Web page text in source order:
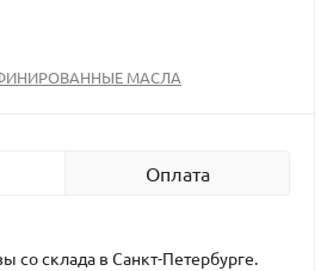
МАСЛА
Оплата
со склада в Санкт-Петербурге.